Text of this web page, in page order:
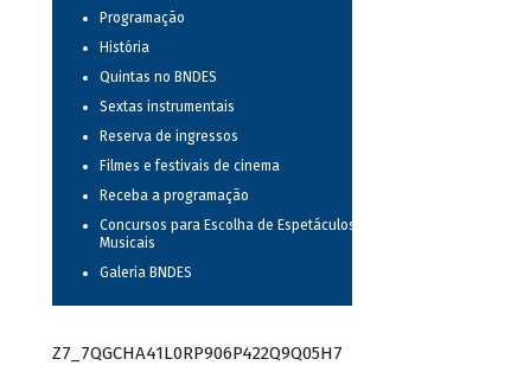
Programação
História
Quintas no BNDES
Sextas instrumentais
Reserva de ingressos
Filmes e festivais de cinema
Receba a programação
Concursos para Escolha de Espetáculos
Musicais
Galeria BNDES
Z7_7QGCHA41L0RP906P422Q9Q05H7